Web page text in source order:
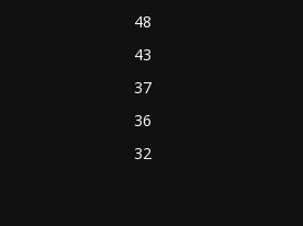
48
43
37
36
32